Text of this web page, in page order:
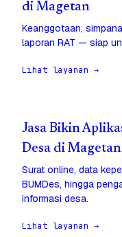
di Magetan
Keanggotaan,
laporan RAT — siap
Lihat layanan →
Jasa Bikin
Desa di Magetan
Surat online, data
BUMDes, hingga
informasi desa.
Lihat layanan →